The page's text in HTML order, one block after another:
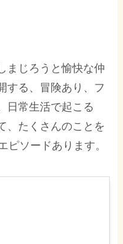
まじろうと愉快な仲
する、冒険あり、フ
日常生活で起こる
、たくさんのことを
ピソードあります。